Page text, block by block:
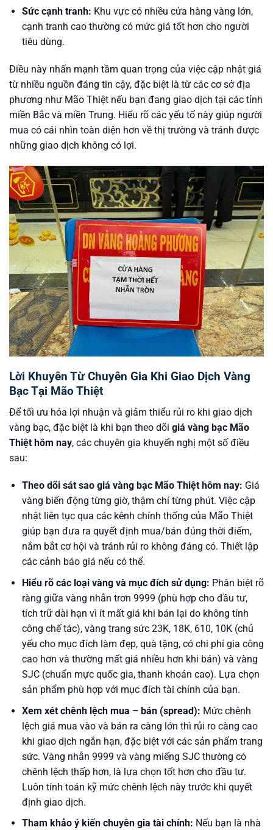
Sức cạnh tranh: Khu vực có nhiều cửa hàng vàng lớn,
cạnh tranh cao thường có mức giá tốt hơn cho người
tiêu dùng.
Điều này nhấn mạnh tầm quan trọng của việc cập nhật giá
từ nhiều nguồn đáng tin cậy, đặc biệt là từ các cơ sở địa
phương như Mão Thiệt nếu bạn đang giao dịch tại các tỉnh
miền Bắc và miền Trung. Hiểu rõ các yếu tố này giúp người
mua có cái nhìn toàn diện hơn về thị trường và tránh được
những giao dịch không có lợi.
Lời Khuyên Từ Chuyên Gia Khi Giao Dịch Vàng
Bạc Tại Mão Thiệt
Để tối ưu hóa lợi nhuận và giảm thiểu rủi ro khi giao dịch
vàng bạc, đặc biệt là khi bạn theo dõi giá vàng bạc Mão
Thiệt hôm nay, các chuyên gia khuyến nghị một số điều
sau:
Theo dõi sát sao giá vàng bạc Mão Thiệt hôm nay: Giá
vàng biến động từng giờ, thậm chí từng phút. Việc cập
nhật liên tục qua các kênh chính thống của Mão Thiệt
giúp bạn đưa ra quyết định mua/bán đúng thời điểm,
nắm bắt cơ hội và tránh rủi ro không đáng có. Thiết lập
các cảnh báo giá nếu có thể.
Hiểu rõ các loại vàng và mục đích sử dụng: Phân biệt rõ
ràng giữa vàng nhẫn trơn 9999 (phù hợp cho đầu tư,
tích trữ dài hạn vì ít mất giá khi bán lại do không tính
công chế tác), vàng trang sức 23K, 18K, 610, 10K (chủ
yếu cho mục đích làm đẹp, quà tặng, có chi phí gia công
cao hơn và thường mất giá nhiều hơn khi bán) và vàng
SJC (chuẩn mực quốc gia, thanh khoản cao). Lựa chọn
sản phẩm phù hợp với mục đích tài chính của bạn.
Xem xét chênh lệch mua – bán (spread): Mức chênh
lệch giá mua vào và bán ra càng lớn thì rủi ro càng cao
khi giao dịch ngắn hạn, đặc biệt với các sản phẩm trang
sức. Vàng nhẫn 9999 và vàng miếng SJC thường có
chênh lệch thấp hơn, là lựa chọn tốt hơn cho đầu tư.
Luôn tính toán kỹ mức chênh lệch này trước khi quyết
định giao dịch.
Tham khảo ý kiến chuyên gia tài chính: Nếu bạn là nhà